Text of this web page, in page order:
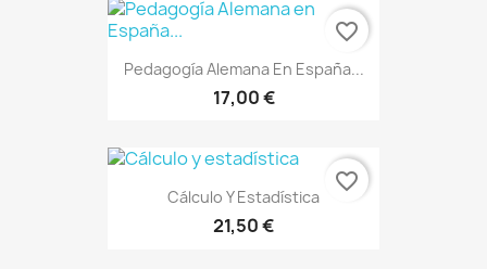
Pedagogía Alemana En España...
17,00 €
favorite_border
Cálculo Y Estadística
21,50 €
favorite_border